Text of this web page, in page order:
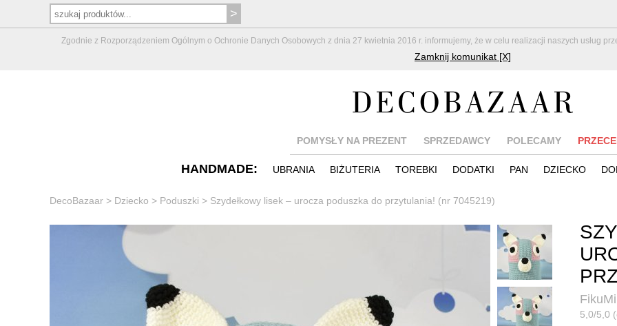
Zgodnie z Rozporządzeniem Ogólnym o Ochronie Danych Osobowych z dnia 27 kwietnia 2016 r. informujemy, że w celu realizacji naszych usług
Zamknij komunikat [X]
POMYSŁY NA PREZENT SPRZEDAWCY POLECAMY
HANDMADE: UBRANIA BIŻUTERIA TOREBKI DODATKI PAN DZIECKO
DecoBazaar > Dziecko > Poduszki > Szydełkowy lisek – urocza poduszka do przytulania! (nr 7045219)
5,0/5,0